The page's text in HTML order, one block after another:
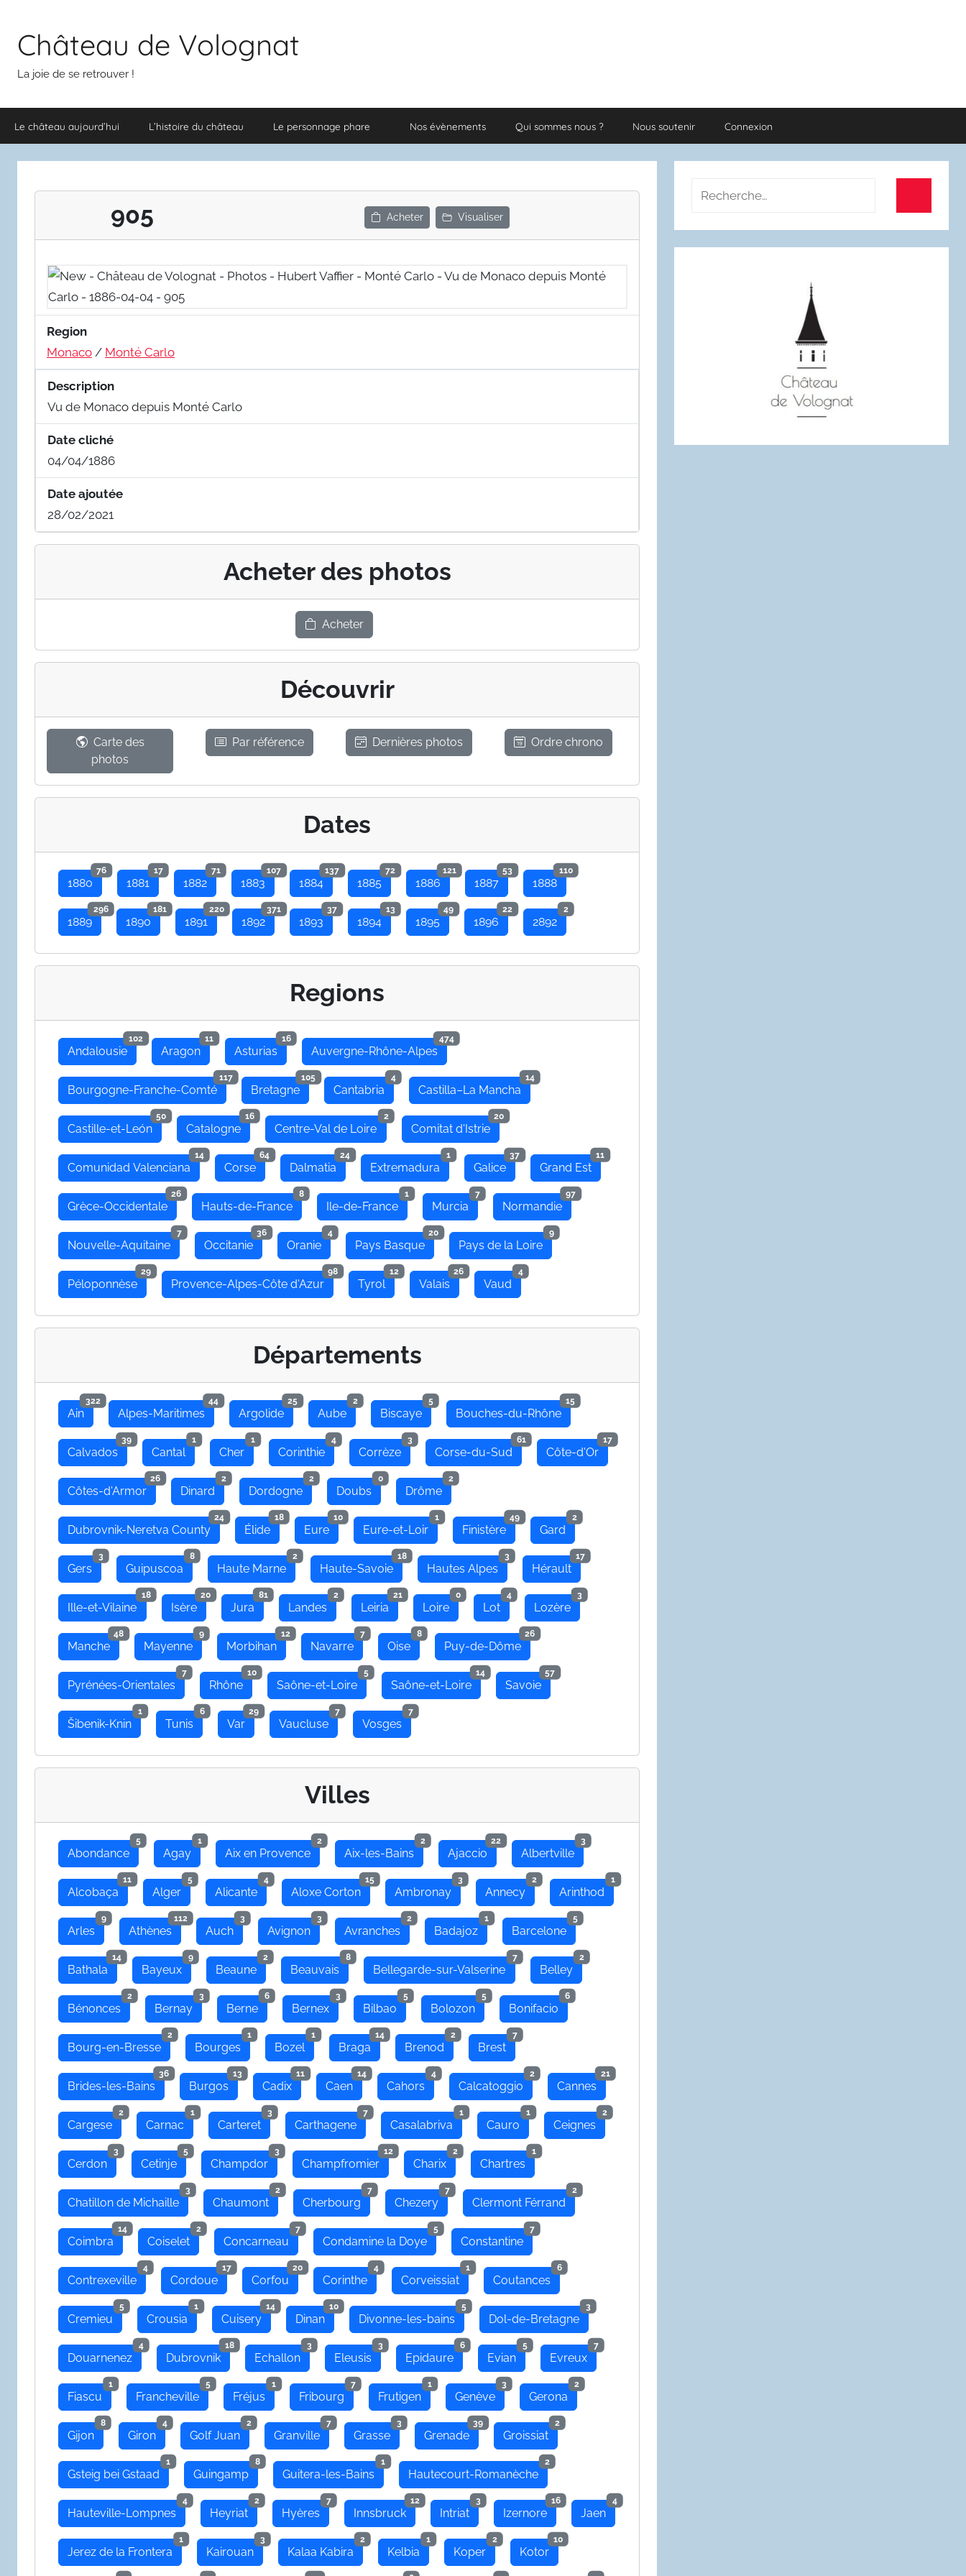
contenuChâteau de Volognat
La joie de se retrouver !
Le château aujourd’hui L’histoire du château Le personnage phare Nos évènements Qui sommes nous ? Nous soutenir Connexion
905 Acheter Visualiser
Region
Monaco / Monté Carlo
Description
Vu de Monaco depuis Monté Carlo
Date cliché
04/04/1886
Date ajoutée
28/02/2021
Acheter des photos
Acheter
Découvrir
Carte des
photos
Par référence Dernières photos Ordre chrono
Dates
1880
76
1881
17
1882
71
1883
107
1884
137
1885
72
1886
121
1887
53
1888
110
1889
296
1890
181
1891
220
1892
371
1893
37
1894
13
1895
49
1896
22
2892
2
Regions
Andalousie
102
Aragon
11
Asturias
16
Auvergne-Rhône-Alpes
474
Bourgogne-Franche-Comté
117
Bretagne
105
Cantabria
4
Castilla–La Mancha
14
Castille-et-León
50
Catalogne
16
Centre-Val de Loire
2
Comitat d'Istrie
20
Comunidad Valenciana
14
Corse
64
Dalmatia
24
Extremadura
1
Galice
37
Grand Est
11
Grèce-Occidentale
26
Hauts-de-France
8
Ile-de-France
1
Murcia
7
Normandie
97
Nouvelle-Aquitaine
7
Occitanie
36
Oranie
4
Pays Basque
20
Pays de la Loire
9
Péloponnèse
29
Provence-Alpes-Côte d'Azur
98
Tyrol
12
Valais
26
Vaud
4
Départements
Ain
322
Alpes-Maritimes
44
Argolide
25
Aube
2
Biscaye
5
Bouches-du-Rhône
15
Calvados
39
Cantal
1
Cher
1
Corinthie
4
Corrèze
3
Corse-du-Sud
61
Côte-d'Or
17
Côtes-d'Armor
26
Dinard
2
Dordogne
2
Doubs
0
Drôme
2
Dubrovnik-Neretva County
24
Élide
18
Eure
10
Eure-et-Loir
1
Finistère
49
Gard
2
Gers
3
Guipuscoa
8
Haute Marne
2
Haute-Savoie
18
Hautes Alpes
3
Hérault
17
Ille-et-Vilaine
18
Isère
20
Jura
81
Landes
2
Leiria
21
Loire
0
Lot
4
Lozère
3
Manche
48
Mayenne
9
Morbihan
12
Navarre
7
Oise
8
Puy-de-Dôme
26
Pyrénées-Orientales
7
Rhône
10
Saône-et-Loire
5
Saône-et-Loire
14
Savoie
57
Šibenik-Knin
1
Tunis
6
Var
29
Vaucluse
7
Vosges
7
Villes
Abondance
5
Agay
1
Aix en Provence
2
Aix-les-Bains
2
Ajaccio
22
Albertville
3
Alcobaça
11
Alger
5
Alicante
4
Aloxe Corton
15
Ambronay
3
Annecy
2
Arinthod
1
Arles
9
Athènes
112
Auch
3
Avignon
3
Avranches
2
Badajoz
1
Barcelone
5
Bathala
14
Bayeux
9
Beaune
2
Beauvais
8
Bellegarde-sur-Valserine
7
Belley
2
Bénonces
2
Bernay
3
Berne
6
Bernex
3
Bilbao
5
Bolozon
5
Bonifacio
6
Bourg-en-Bresse
2
Bourges
1
Bozel
1
Braga
14
Brenod
2
Brest
7
Brides-les-Bains
36
Burgos
13
Cadix
11
Caen
14
Cahors
4
Calcatoggio
2
Cannes
21
Cargese
2
Carnac
1
Carteret
3
Carthagene
7
Casalabriva
1
Cauro
1
Ceignes
2
Cerdon
3
Cetinje
5
Champdor
3
Champfromier
12
Charix
2
Chartres
1
Chatillon de Michaille
3
Chaumont
2
Cherbourg
7
Chezery
7
Clermont Férrand
2
Coimbra
14
Coiselet
2
Concarneau
7
Condamine la Doye
5
Constantine
7
Contrexeville
4
Cordoue
17
Corfou
20
Corinthe
4
Corveissiat
1
Coutances
6
Cremieu
5
Crousia
1
Cuisery
14
Dinan
10
Divonne-les-bains
5
Dol-de-Bretagne
3
Douarnenez
4
Dubrovnik
18
Echallon
3
Eleusis
3
Epidaure
6
Evian
5
Evreux
7
Fiascu
1
Francheville
5
Fréjus
1
Fribourg
7
Frutigen
1
Genève
3
Gerona
2
Gijon
8
Giron
4
Golf Juan
2
Granville
7
Grasse
3
Grenade
39
Groissiat
2
Gsteig bei Gstaad
1
Guingamp
8
Guitera-les-Bains
1
Hautecourt-Romanèche
2
Hauteville-Lompnes
4
Heyriat
2
Hyères
7
Innsbruck
12
Intriat
3
Izernore
16
Jaen
4
Jerez de la Frontera
1
Kairouan
3
Kalaa Kabira
2
Kelbia
1
Koper
2
Kotor
10
Recherche
: